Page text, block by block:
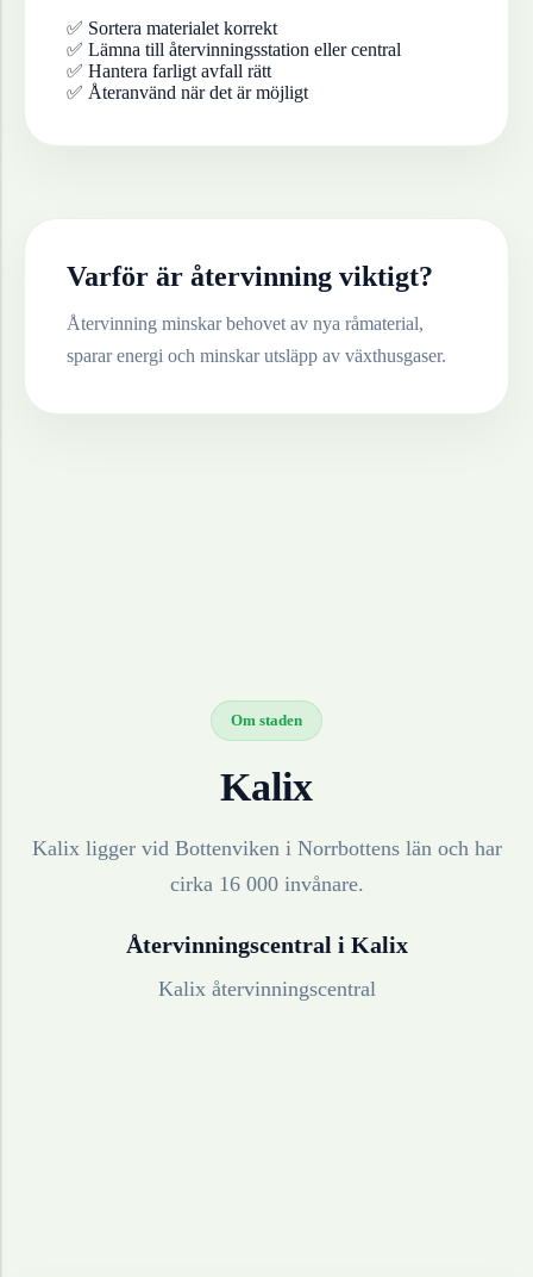
✅ Sortera materialet korrekt
✅ Lämna till återvinningsstation eller central
✅ Hantera farligt avfall rätt
✅ Återanvänd när det är möjligt
Varför är återvinning viktigt?
Återvinning minskar behovet av nya råmaterial,
sparar energi och minskar utsläpp av växthusgaser.
Om staden
Kalix
Kalix ligger vid Bottenviken i Norrbottens län och har
cirka 16 000 invånare.
Återvinningscentral i Kalix
Kalix återvinningscentral